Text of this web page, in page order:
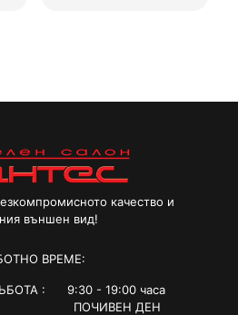
качество и
външен вид!
ВРЕМЕ:
: 9:30 - 19:00 часа
ПОЧИВЕН ДЕН